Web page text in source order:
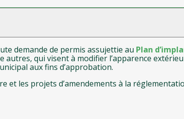
demande de permis assujettie au Plan
autres, qui visent à modifier l’apparence
aux fins d’approbation.
et les projets d’amendements à la